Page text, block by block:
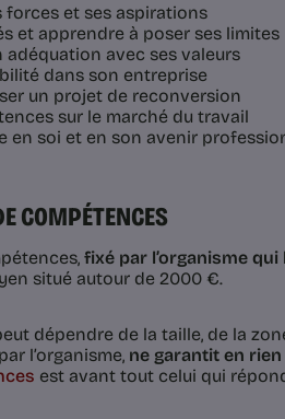
forces et ses aspirations
et apprendre à poser ses limites
adéquation avec ses valeurs
dans son entreprise
un projet de reconversion
sur le marché du travail
en soi et en son avenir
COMPÉTENCES
fixé par l’organisme qui
situé autour de 2000 €.
dépendre de la taille, de la
l’organisme, ne garantit en
est avant tout celui qui